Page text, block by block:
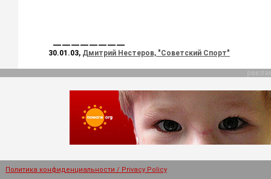
________
30.01.03, Дмитрий Нестеров, "Советский Спорт"
Политика конфиденциальности / Privacy Policy